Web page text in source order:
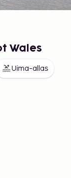
Wales
Uima-allas